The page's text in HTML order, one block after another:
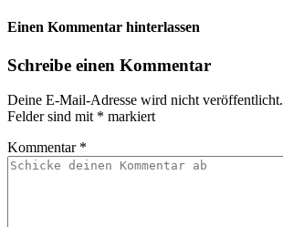
Einen Kommentar hinterlassen
Schreibe einen Kommentar
Deine E-Mail-Adresse wird nicht veröffentlicht.
Felder sind mit * markiert
Kommentar *